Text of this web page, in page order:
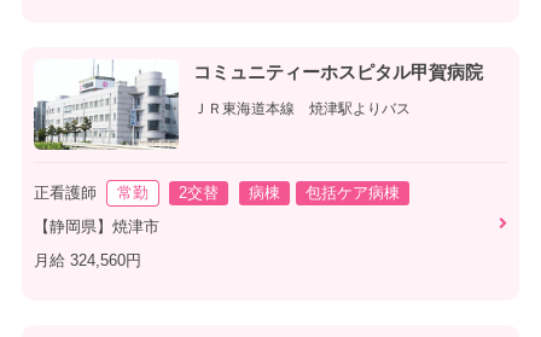
コミュニティーホスピタル甲賀病院
ＪＲ東海道本線 焼津駅よりバス
正看護師 常勤 2交替 病棟
包括ケア病棟
【静岡県】焼津市
月給 324,560円